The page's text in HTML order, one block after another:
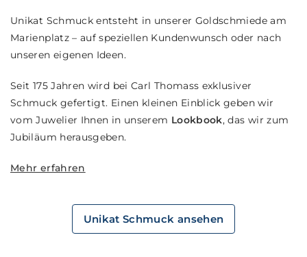
Unikat Schmuck entsteht in unserer Goldschmiede am
Marienplatz – auf speziellen Kundenwunsch oder nach
unseren eigenen Ideen.
Seit 175 Jahren wird bei Carl Thomass exklusiver
Schmuck gefertigt. Einen kleinen Einblick geben wir
vom Juwelier Ihnen in unserem Lookbook, das wir zum
Jubiläum herausgeben.
Mehr erfahren
Unikat Schmuck ansehen